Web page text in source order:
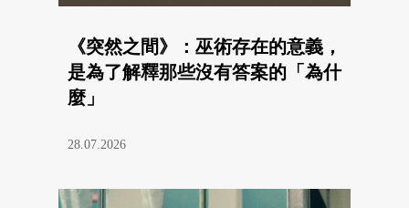
《突然之間》：巫術存在的意義，
是為了解釋那些沒有答案的「為什
麼」
28.07.2026